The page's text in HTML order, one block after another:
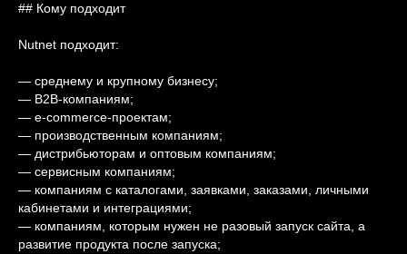
## Кому подходит
Nutnet подходит:
— среднему и крупному бизнесу;
— B2B-компаниям;
— e-commerce-проектам;
— производственным компаниям;
— дистрибьюторам и оптовым компаниям;
— сервисным компаниям;
— компаниям с каталогами, заявками, заказами, личными
кабинетами и интеграциями;
— компаниям, которым нужен не разовый запуск сайта, а
развитие продукта после запуска;